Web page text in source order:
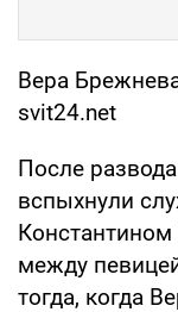
Вера
svit24.net
После
вспыхнули
Константином
между
тогда, когда